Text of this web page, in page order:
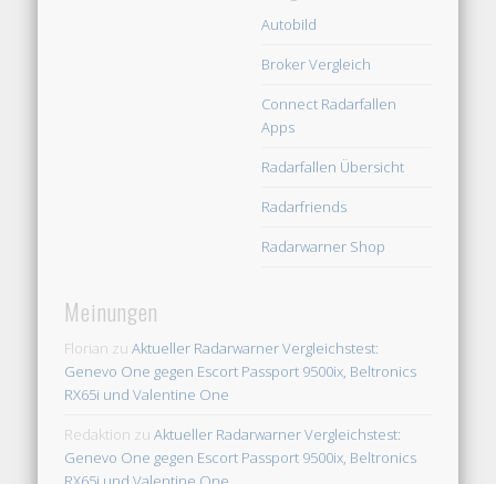
Autobild
Broker Vergleich
Connect Radarfallen
Apps
Radarfallen Übersicht
Radarfriends
Radarwarner Shop
Meinungen
Florian zuAktueller Radarwarner Vergleichstest:
Genevo One gegen Escort Passport 9500ix, Beltronics
RX65i und Valentine One
Redaktion zuAktueller Radarwarner Vergleichstest:
Genevo One gegen Escort Passport 9500ix, Beltronics